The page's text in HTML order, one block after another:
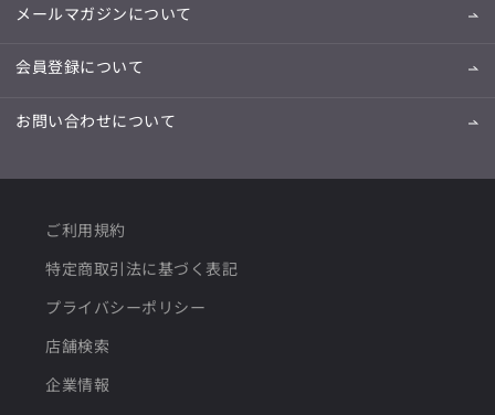
メールマガジンについて
会員登録について
お問い合わせについて
ご利用規約
特定商取引法に基づく表記
プライバシーポリシー
店舗検索
企業情報